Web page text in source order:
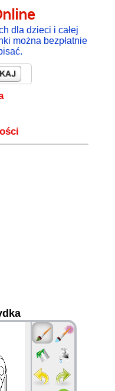
dla dzieci i całej
można bezpłatnie